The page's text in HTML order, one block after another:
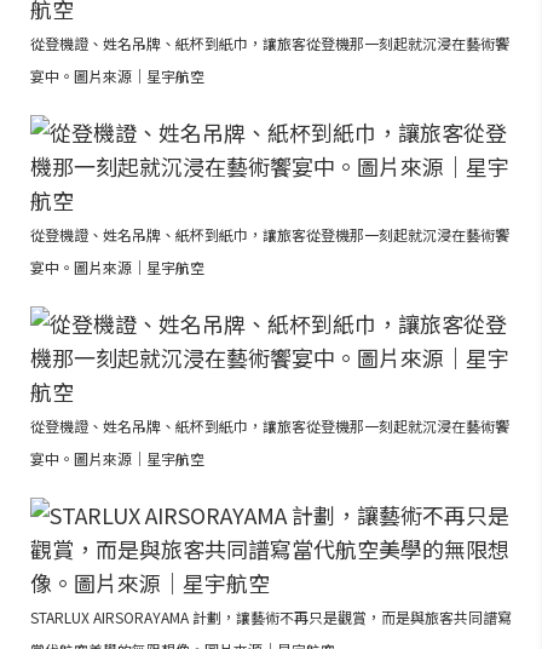
從登機證、姓名吊牌、紙杯到紙巾，讓旅客從登機那一刻起就沉浸在藝術饗
宴中。圖片來源｜星宇航空
從登機證、姓名吊牌、紙杯到紙巾，讓旅客從登機那一刻起就沉浸在藝術饗
宴中。圖片來源｜星宇航空
從登機證、姓名吊牌、紙杯到紙巾，讓旅客從登機那一刻起就沉浸在藝術饗
宴中。圖片來源｜星宇航空
STARLUX AIRSORAYAMA 計劃，讓藝術不再只是觀賞，而是與旅客共同譜寫